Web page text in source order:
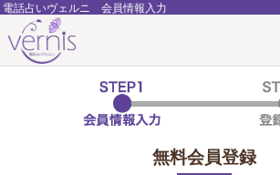
電話占いヴェルニ 会員情報入力
無料会員登録